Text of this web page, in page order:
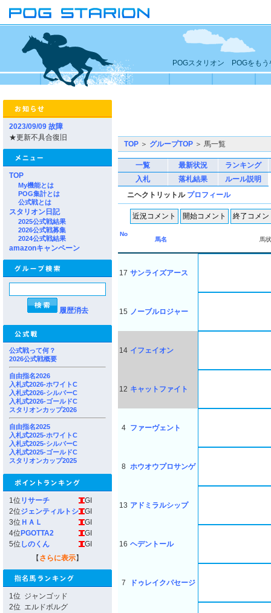
POGスタリオン POGをもう
2023/09/09 故障
★更新不具合復旧
TOP
My機能とは
POG集計とは
公式戦とは
スタリオン日記
2025公式戦結果
2026公式戦募集
2024公式戦結果
amazonキャンペーン
履歴消去
公式戦って何？
2026公式戦概要
自由指名2026
入札式2026-ホワイトC
入札式2026-シルバーC
入札式2026-ゴールドC
スタリオンカップ2026
自由指名2025
入札式2025-ホワイトC
入札式2025-シルバーC
入札式2025-ゴールドC
スタリオンカップ2025
1位 リサーチ
GI
2位ジェンティルトシ
GI
3位 ＨＡＬ
GI
4位 PGOTTA2
GI
5位 しのくん
GI
【 さらに表示】
1位 ジャンゴッド
2位 エルドボルグ
TOP ＞ グループTOP ＞ 馬一覧
一覧 最新状況
ランキング
入札
落札結果
ルール説明
ニヘクトリットル プロフィール
No
馬名
馬
17 サンライズアース
15 ノーブルロジャー
14 イフェイオン
12 キャットファイト
4 ファーヴェント
8 ホウオウプロサンゲ
13 アドミラルシップ
16 ヘデントール
7 ドゥレイクパセージ